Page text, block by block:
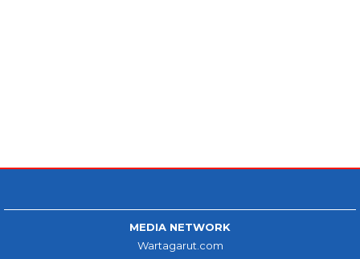
MEDIA NETWORK
Wartagarut.com